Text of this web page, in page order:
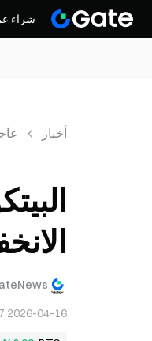
شراء
أخبار
2026-04-16 14:03:27